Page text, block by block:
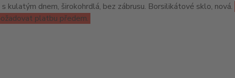
kulatým dnem, širokohrdlá, bez zábrusu. Borsilikátové sklo, nová.
platbu předem.